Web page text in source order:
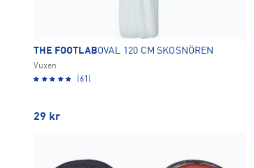
THE FOOTLABOVAL 120 CM SKOSNÖREN
Vuxen
(61)
29 kr